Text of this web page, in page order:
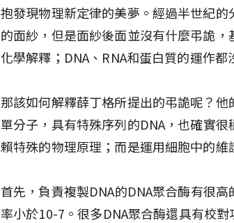
抱發現物理新定律的美夢。經過半世紀
的面紗，但是面紗後面並沒有什麼弔詭
化學解釋；DNA、RNA和蛋白質的運作都
那該如何解釋薛丁格所提出的弔詭呢？
單分子，具有特殊序列的DNA，也確實
賴特殊的物理原理；而是運用細胞中的維
首先，負責複製DNA的DNA聚合酶有很
率小於10-7。很多DNA聚合酶還具有校